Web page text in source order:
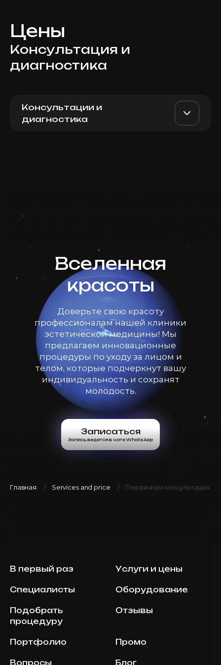
Цены
Консультация и
диагностика
Консультации и
диагностика
Вселенная
красоты
Доверьте свою красоту
профессионалам нашей клиники
эстетической медицины! Мы
предлагаем инновационные
процедуры по уходу за лицом и
телом, которые подчеркнут вашу
индивидуальность и сохранят
молодость.
Записаться
Запись ведется в чате WhatsApp
Главная Services and price Первичная консультация
В первый раз Услуги и цены
Специалисты Оборудование
Подобрать
процедуру
Отзывы
Портфолио Промо
Вопросы Блог